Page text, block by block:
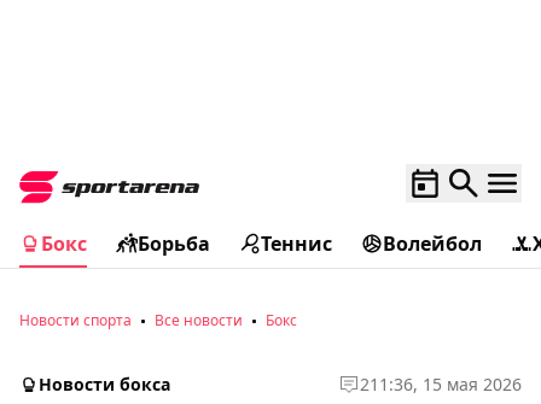
Бокс Борьба Теннис Волейбол
Новости спорта Все новости Бокс
Новости бокса 211:36, 15 мая 2026